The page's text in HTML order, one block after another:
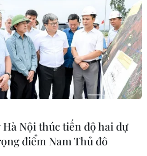
4 người tại Mũi
tích
triển mới
Nội thúc tiến độ hai dự
điểm Nam Thủ đô